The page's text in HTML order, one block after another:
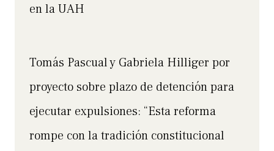
en la UAH
Tomás Pascual y Gabriela Hilliger por
proyecto sobre plazo de detención para
ejecutar expulsiones: “Esta reforma
rompe con la tradición constitucional